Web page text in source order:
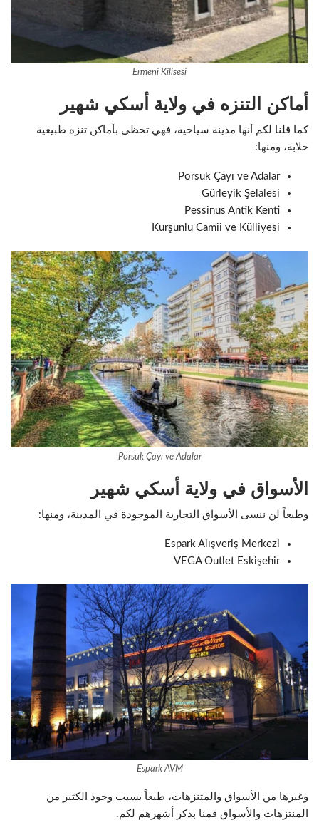
Ermeni Kilisesi
أماكن التنزه في ولاية أسكي شهير
كما قلنا لكم أنها مدينة سياحية، فهي تحظى بأماكن تنزه طبيعية
خلابة، ومنها:
Porsuk Çayı ve Adalar
Gürleyik Şelalesi
Pessinus Antik Kenti
Kurşunlu Camii ve Külliyesi
Porsuk Çayı ve Adalar
الأسواق في ولاية أسكي شهير
وطبعاً لن ننسى الأسواق التجارية الموجودة في المدينة، ومنها:
Espark Alışveriş Merkezi
VEGA Outlet Eskişehir
Espark AVM
وغيرها من الأسواق والمتنزهات، طبعاً بسبب وجود الكثير من
المنتزهات والأسواق قمنا بذكر أشهرهم لكم.